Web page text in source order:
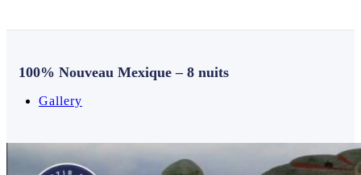
100% Nouveau Mexique – 8 nuits
Gallery